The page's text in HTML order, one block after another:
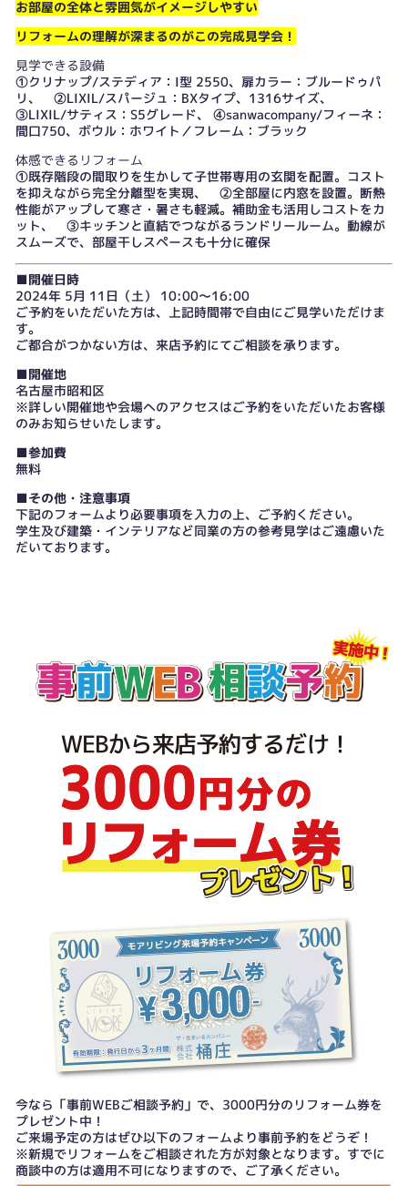
お部屋の全体と雰囲気がイメージしやすい
リフォームの理解が深まるのがこの完成見学会！
見学できる設備
①クリナップ/ステディア：I型 2550、扉カラー：ブルードゥパ
リ、 ②LIXIL/スパージュ：BXタイプ、1316サイズ、
③LIXIL/サティス：S5グレード、 ④sanwacompany/フィーネ：
間口750、ボウル：ホワイト／フレーム：ブラック
体感できるリフォーム
①既存階段の間取りを生かして子世帯専用の玄関を配置。コスト
を抑えながら完全分離型を実現、 ②全部屋に内窓を設置。断熱
性能がアップして寒さ・暑さも軽減。補助金も活用しコストをカ
ット、 ③キッチンと直結でつながるランドリールーム。動線が
スムーズで、部屋干しスペースも十分に確保
■開催日時
2024年 5月 11日（土） 10:00～16:00
ご予約をいただいた方は、上記時間帯で自由にご見学いただけま
す。
ご都合がつかない方は、 来店予約にてご相談を承ります。
■開催地
名古屋市昭和区
※詳しい開催地や会場へのアクセスはご予約をいただいたお客様
のみお知らせいたします。
■参加費
無料
■その他・注意事項
下記のフォームより必要事項を入力の上、ご予約ください。
学生及び建築・インテリアなど同業の方の参考見学はご遠慮いた
だいております。
今なら「事前WEBご相談予約」で、3000円分のリフォーム券を
プレゼント中！
ご来場予定の方はぜひ以下のフォームより事前予約をどうぞ！
※新規でリフォームをご相談された方が対象となります。すでに
商談中の方は適用不可になりますので、ご了承ください。